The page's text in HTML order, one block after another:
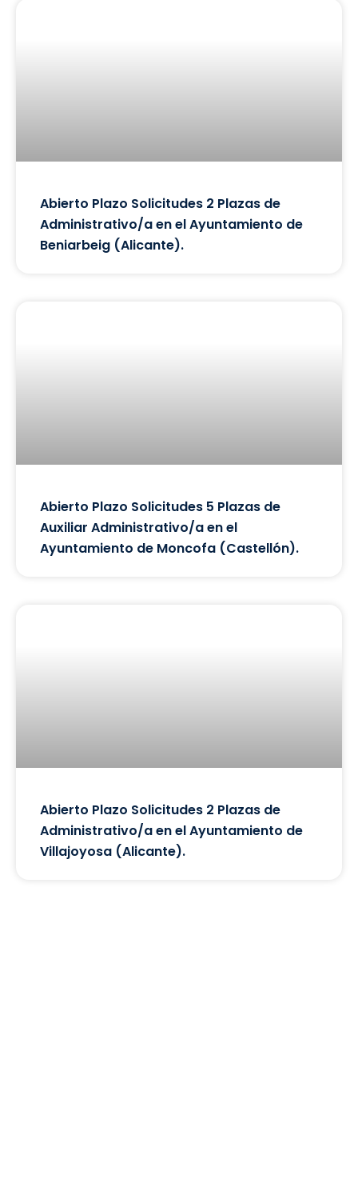
Abierto Plazo Solicitudes 2 Plazas de
Administrativo/a en el Ayuntamiento de
Beniarbeig (Alicante).
Abierto Plazo Solicitudes 5 Plazas de
Auxiliar Administrativo/a en el
Ayuntamiento de Moncofa (Castellón).
Abierto Plazo Solicitudes 2 Plazas de
Administrativo/a en el Ayuntamiento de
Villajoyosa (Alicante).